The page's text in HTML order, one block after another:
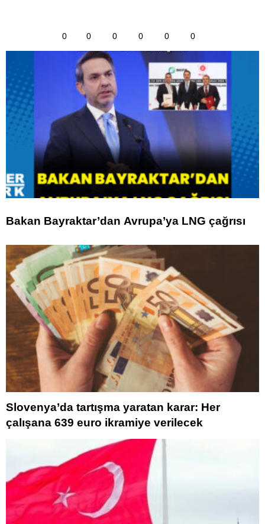
0 0 0 0 0 0
Bakan Bayraktar’dan Avrupa’ya LNG çağrısı
Slovenya’da tartışma yaratan karar: Her
çalışana 639 euro ikramiye verilecek